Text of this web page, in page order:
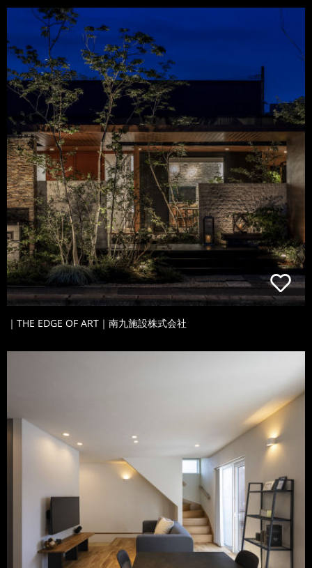
｜THE EDGE OF ART｜南九施設株式会社